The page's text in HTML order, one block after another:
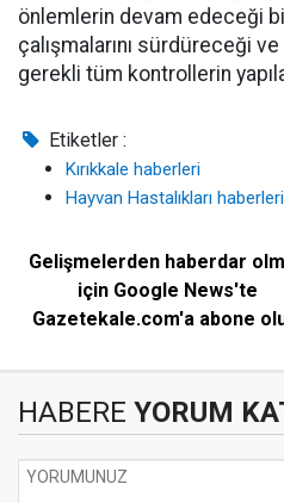
önlemlerin devam edeceği
çalışmalarını sürdüreceği
gerekli tüm kontrollerin
Etiketler :
Kırıkkale haberleri
Hayvan Hastalıkları haberleri
Gelişmelerden haberdar
için Google News'te
Gazetekale.com'a abone
HABERE YORUM